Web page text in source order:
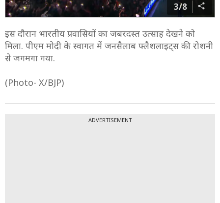
3/8
इस दौरान भारतीय प्रवासियों का जबरदस्त उत्साह देखने को
मिला. पीएम मोदी के स्वागत में जनसैलाब फ्लैशलाइट्स की रोशनी
से जगमगा गया.
(Photo- X/BJP)
ADVERTISEMENT